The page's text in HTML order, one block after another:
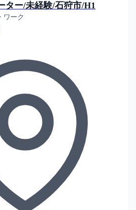
ター/未経験/石狩市/H1
ワーク